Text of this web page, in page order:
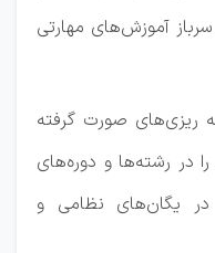
و ۱۲۸ هزار نفر سرباز آموزش‌های مهارتی
ریزی‌های صورت گرفته
را در رشته‌ها و دوره‌های
یگان‌های نظامی و